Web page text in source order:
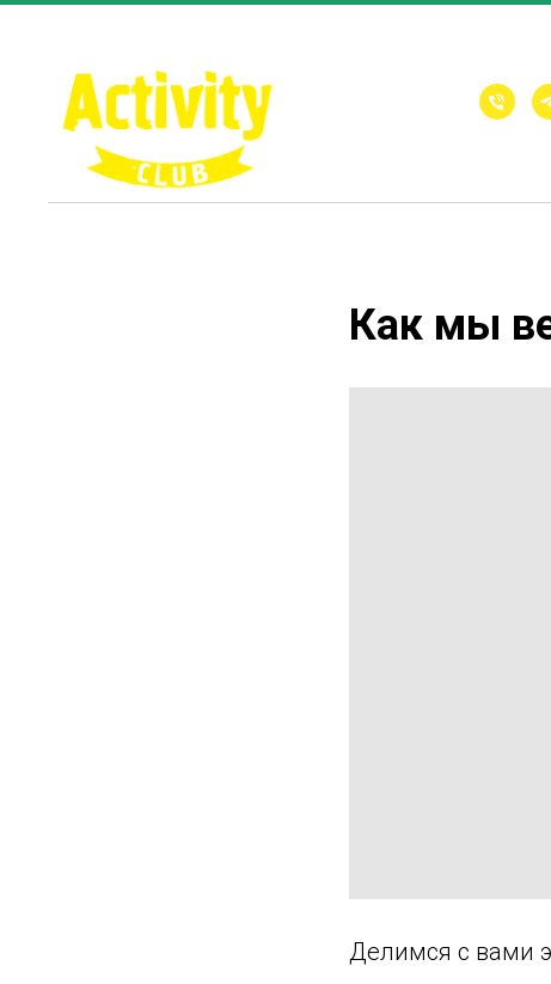
Как мы
Делимся с вами